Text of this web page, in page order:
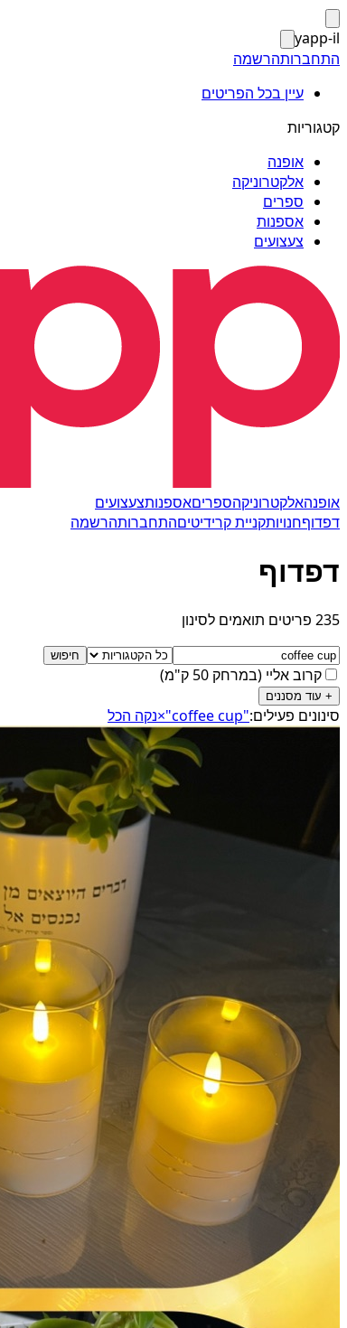
yapp-il
התחברותהרשמה
עיין בכל הפריטים
קטגוריות
אופנה
אלקטרוניקה
ספרים
אספנות
צעצועים
אופנהאלקטרוניקהספריםאספנותצעצועים
דפדוףחנויותקניית קרידיטיםהתחברותהרשמה
דפדוף
235 פריטים תואמים לסינון
חיפוש
קרוב אליי (במרחק 50 ק"מ )
+ עוד מסננים
סינונים פעילים:"coffee cup"
×נקה הכל